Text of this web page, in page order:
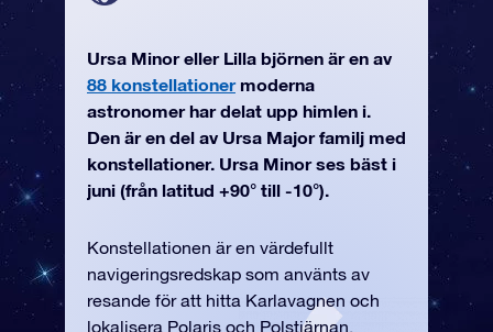
Ursa Minor eller Lilla björnen är en av
88 konstellationermoderna
astronomer har delat upp himlen i.
Den är en del av Ursa Major familj med
konstellationer. Ursa Minor ses bäst i
juni (från latitud +90° till -10°).
Konstellationen är en värdefullt
navigeringsredskap som använts av
resande för att hitta Karlavagnen och
lokalisera Polaris och Polstjärnan.